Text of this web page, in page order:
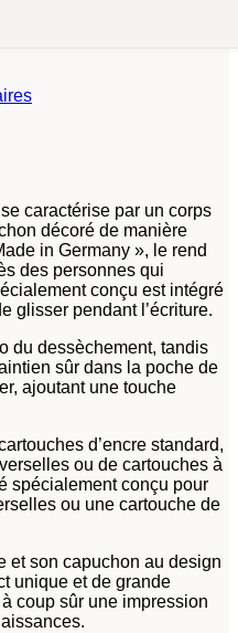
AVANT
caractérise par un corps
décoré de manière
in Germany », le rend
des personnes qui
conçu est intégré
glisser pendant l’écriture.
du dessèchement, tandis
sûr dans la poche de
ajoutant une touche
d’encre standard,
ou de cartouches à
spécialement conçu pour
ou une cartouche de
et son capuchon au design
unique et de grande
coup sûr une impression